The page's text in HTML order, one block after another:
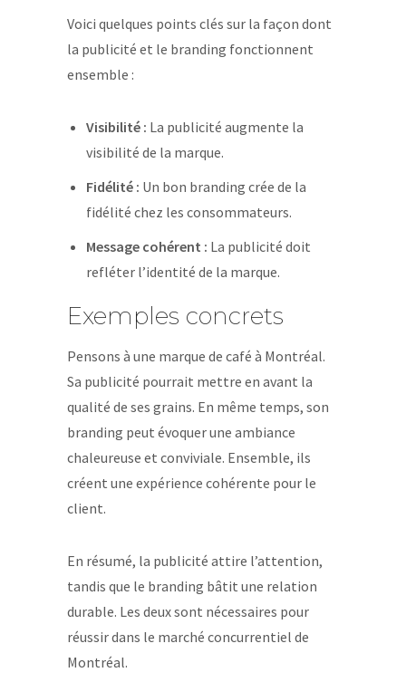
Voici quelques points clés sur la façon dont
la publicité et le branding fonctionnent
ensemble :
Visibilité : La publicité augmente la
visibilité de la marque.
Fidélité : Un bon branding crée de la
fidélité chez les consommateurs.
Message cohérent : La publicité doit
refléter l’identité de la marque.
Exemples concrets
Pensons à une marque de café à Montréal.
Sa publicité pourrait mettre en avant la
qualité de ses grains. En même temps, son
branding peut évoquer une ambiance
chaleureuse et conviviale. Ensemble, ils
créent une expérience cohérente pour le
client.
En résumé, la publicité attire l’attention,
tandis que le branding bâtit une relation
durable. Les deux sont nécessaires pour
réussir dans le marché concurrentiel de
Montréal.